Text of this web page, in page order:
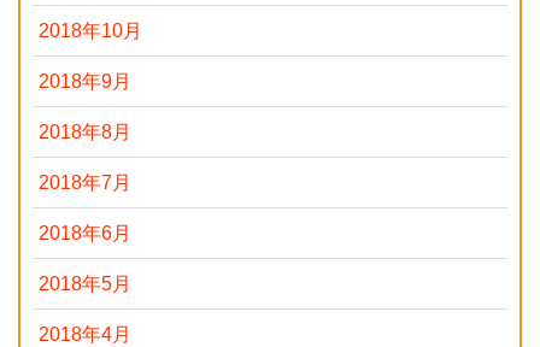
2018年10月
2018年9月
2018年8月
2018年7月
2018年6月
2018年5月
2018年4月